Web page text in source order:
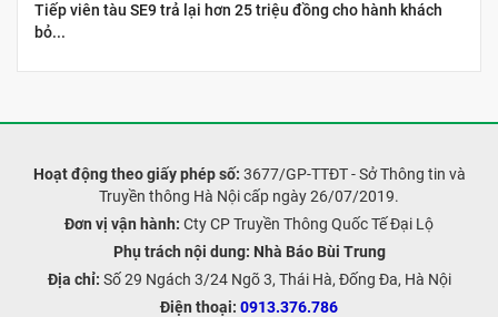
Tiếp viên tàu SE9 trả lại hơn 25 triệu đồng cho hành khách
bỏ...
Hoạt động theo giấy phép số: 3677/GP-TTĐT - Sở Thông tin và
Truyền thông Hà Nội cấp ngày 26/07/2019.
Đơn vị vận hành: Cty CP Truyền Thông Quốc Tế Đại Lộ
Phụ trách nội dung: Nhà Báo Bùi Trung
Địa chỉ: Số 29 Ngách 3/24 Ngõ 3, Thái Hà, Đống Đa, Hà Nội
Điện thoại: 0913.376.786